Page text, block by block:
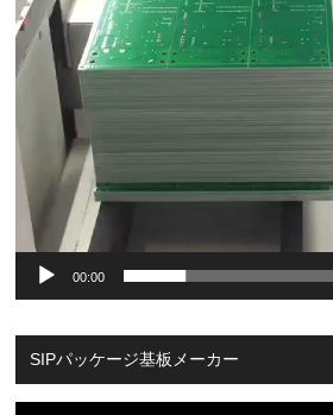
00:00
SIPパッケージ基板メーカー